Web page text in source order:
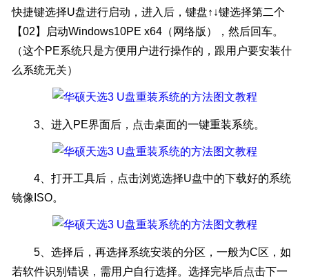
快捷键选择U盘进行启动，进入后，键盘↑↓键选择第二个
【02】启动Windows10PE x64（网络版），然后回车。
（这个PE系统只是方便用户进行操作的，跟用户要安装什
么系统无关）
3、进入PE界面后，点击桌面的一键重装系统。
4、打开工具后，点击浏览选择U盘中的下载好的系统
镜像ISO。
5、选择后，再选择系统安装的分区，一般为C区，如
若软件识别错误，需用户自行选择。选择完毕后点击下一